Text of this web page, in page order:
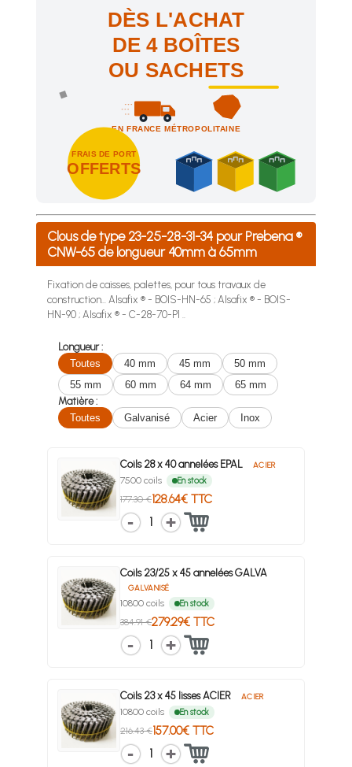
DÈS L'ACHAT
DE 4 BOÎTES
OU SACHETS
EN FRANCE MÉTROPOLITAINE
FRAIS DE PORT
OFFERTS
Achetez 4 sachets ou boîtes d'agrafes ou de pointes et
Clous de type 23-25-28-31-34 pour Prebena ®
CNW-65 de longueur 40mm à 65mm
Fixation de caisses, palettes, pour tous travaux de
construction... Alsafix ® - BOIS-HN-65 ; Alsafix ® - BOIS-
HN-90 ; Alsafix ® - C-28-70-P1 ..
Longueur :
Toutes
40 mm 45 mm
50 mm
55 mm
60 mm 64 mm
65 mm
Matière :
Toutes
Galvanisé Acier Inox
Coils 28 x 40 annelées EPAL ACIER
7500 coils En stock
177.30 €128.64€ TTC
1
Coils 23/25 x 45 annelées GALVA
GALVANISÉ
10800 coils En stock
384.91 €279.29€ TTC
1
Coils 23 x 45 lisses ACIER ACIER
10800 coils En stock
216.43 €157.00€ TTC
1